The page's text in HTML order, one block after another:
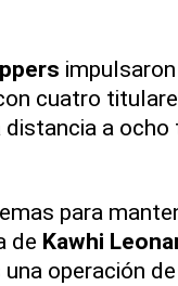
cuatro
distancia a
para
de Kawhi
operación